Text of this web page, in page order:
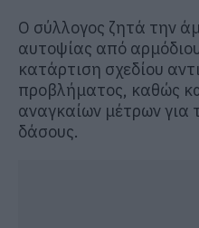
Ο σύλλογος ζητά την
αυτοψίας από
κατάρτιση σχεδίου
προβλήματος, καθώς
αναγκαίων μέτρων
δάσους.